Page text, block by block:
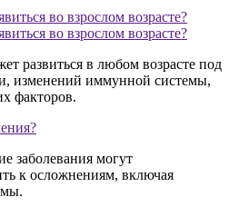
во взрослом возрасте?
во взрослом возрасте?
развиться в любом возрасте под
изменений иммунной системы,
факторов.
заболевания могут
к осложнениям, включая